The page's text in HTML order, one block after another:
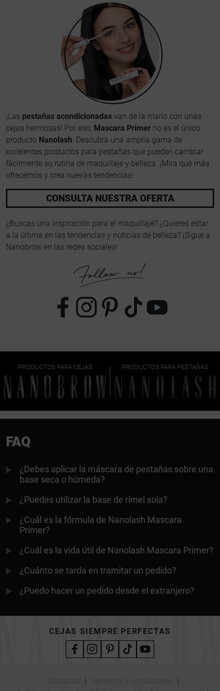
¡Las pestañas acondicionadas van de la mano con unas
cejas hermosas! Por eso, Mascara Primer no es el único
producto Nanolash. Descubra una amplia gama de
excelentes productos para pestañas que pueden cambiar
fácilmente su rutina de maquillaje y belleza. ¡Mira qué más
ofrecemos y crea nuevas tendencias!
CONSULTA NUESTRA OFERTA
¿Buscas una inspiración para el maquillaje? ¿Quieres estar
a la última en las tendencias y noticias de belleza? ¡Sigue a
Nanobrow en las redes sociales!
PRODUCTOS PARA CEJAS PRODUCTOS PARA PESTAÑAS
FAQ
¿Debes aplicar la máscara de pestañas sobre una
base seca o húmeda?
¿Puedes utilizar la base de rímel sola?
¿Cuál es la fórmula de Nanolash Mascara
Primer?
¿Cuál es la vida útil de Nanolash Mascara Primer?
¿Cuánto se tarda en tramitar un pedido?
¿Puedo hacer un pedido desde el extranjero?
CEJAS SIEMPRE PERFECTAS